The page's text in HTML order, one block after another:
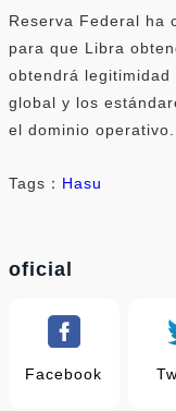
Reserva Federal ha
para que Libra
obtendrá
global y los
el dominio
Tags： Hasu
oficial
Facebook